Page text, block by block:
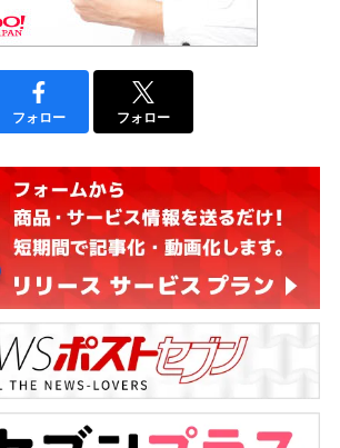
フォロー フォロー